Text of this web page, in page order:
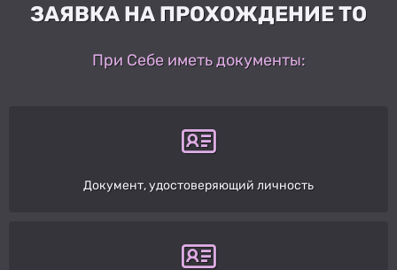
ЗАЯВКА НА ПРОХОЖДЕНИЕ ТО
При Себе иметь документы:
Документ, удостоверяющий личность